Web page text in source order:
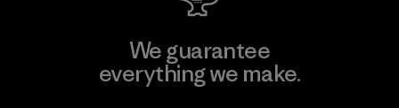
We guarantee
everything we make.